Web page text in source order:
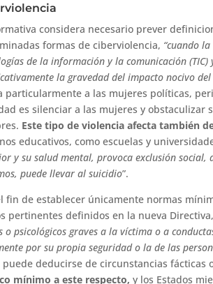
considera necesario prever
formas de ciberviolencia, “cuando
de la información y la comunicación
la gravedad del impacto nocivo
particularmente a las mujeres políticas,
es silenciar a las mujeres y obstaculizar
Este tipo de violencia afecta también
educativos, como escuelas y
y su salud mental, provoca exclusión social,
puede llevar al suicidio”.
fin de establecer únicamente normas
pertinentes definidos en la nueva
o psicológicos graves a la víctima o a
por su propia seguridad o la de las
puede deducirse de circunstancias fácticas
mínimo a este respecto, y los Estados